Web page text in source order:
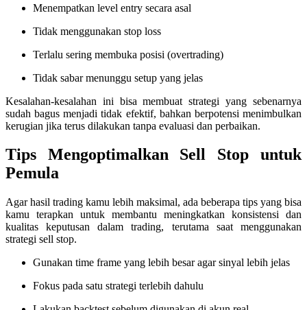
Menempatkan level entry secara asal
Tidak menggunakan stop loss
Terlalu sering membuka posisi (overtrading)
Tidak sabar menunggu setup yang jelas
Kesalahan-kesalahan ini bisa membuat strategi yang sebenarnya
sudah bagus menjadi tidak efektif, bahkan berpotensi menimbulkan
kerugian jika terus dilakukan tanpa evaluasi dan perbaikan.
Tips Mengoptimalkan Sell Stop untuk
Pemula
Agar hasil trading kamu lebih maksimal, ada beberapa tips yang bisa
kamu terapkan untuk membantu meningkatkan konsistensi dan
kualitas keputusan dalam trading, terutama saat menggunakan
strategi sell stop.
Gunakan time frame yang lebih besar agar sinyal lebih jelas
Fokus pada satu strategi terlebih dahulu